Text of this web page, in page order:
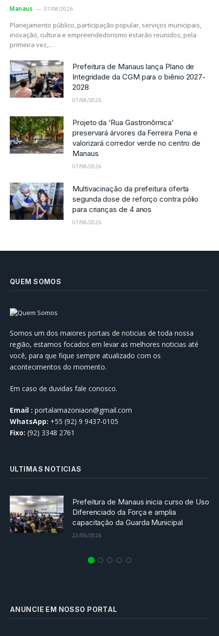
Manaus 07/08/2026
Planejamento público, participação popular, serviços municipais,
inovação, cultura e empreendedorismo estarão reunidos, pela
primeira vez,…
Prefeitura de Manaus lança Plano de
Integridade da CGM para o biênio 2027-
2028
07/08/2026
Projeto da ‘Rua Gastronômica’
preservará árvores da Ferreira Pena e
valorizará corredor verde no centro de
Manaus
07/08/2026
Multivacinação da prefeitura oferta
segunda dose de reforço contra pólio
para crianças de 4 anos
07/08/2026
QUEM SOMOS
Somos um dos maiores portais de noticias de toda nossa
região, estamos focados em levar as melhores noticias até
você, para que fique sempre atualizado com os
acontecimentos do momento.
Em caso de duvidas fale conosco.
Email : portalamazoniaon@gmail.com
WhatsApp: +55 (92) 9 9437-0105
Fixo: (92) 3348 2761
ULTIMAS NOTICIAS
Prefeitura de Manaus inicia curso de Uso
Diferenciado da Força e amplia
capacitação da Guarda Municipal
22/06/2026
ANUNCIE EM NOSSO PORTAL